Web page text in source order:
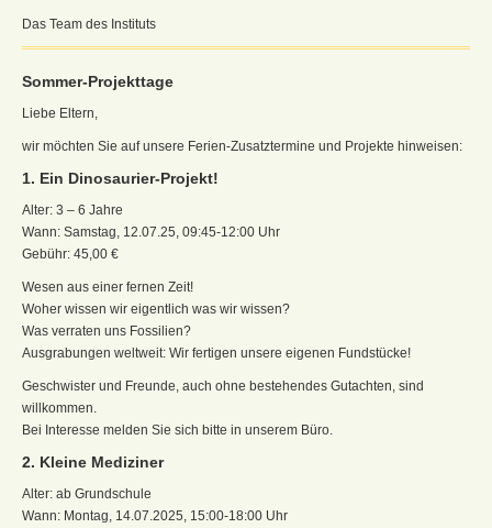
Das Team des Instituts
Sommer-Projekttage
Liebe Eltern,
wir möchten Sie auf unsere Ferien-Zusatztermine und Projekte hinweisen:
1. Ein Dinosaurier-Projekt!
Alter: 3 – 6 Jahre
Wann: Samstag, 12.07.25, 09:45-12:00 Uhr
Gebühr: 45,00 €
Wesen aus einer fernen Zeit!
Woher wissen wir eigentlich was wir wissen?
Was verraten uns Fossilien?
Ausgrabungen weltweit: Wir fertigen unsere eigenen Fundstücke!
Geschwister und Freunde, auch ohne bestehendes Gutachten, sind
willkommen.
Bei Interesse melden Sie sich bitte in unserem Büro.
2. Kleine Mediziner
Alter: ab Grundschule
Wann: Montag, 14.07.2025, 15:00-18:00 Uhr